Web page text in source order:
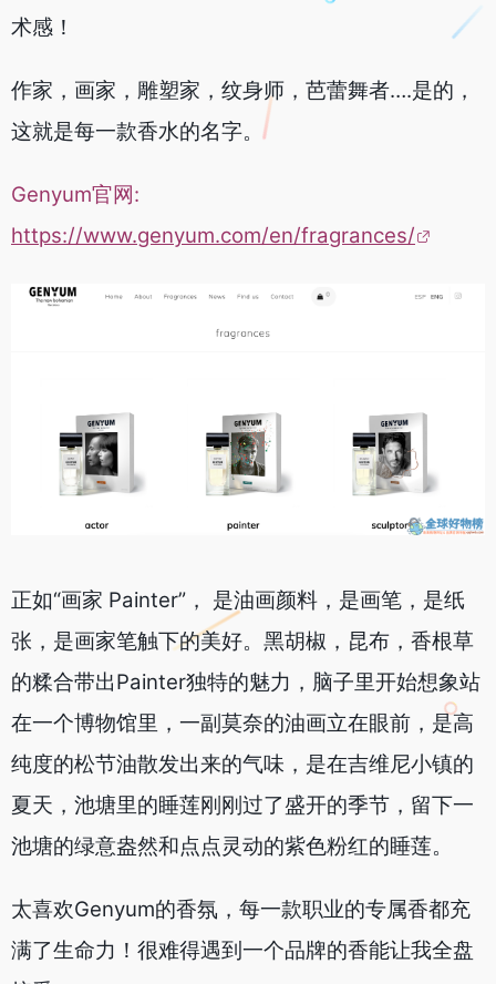
术感！
作家，画家，雕塑家，纹身师，芭蕾舞者….是的，
这就是每一款香水的名字。
Genyum官网:
https://www.genyum.com/en/fragrances/
正如“画家 Painter”， 是油画颜料，是画笔，是纸
张，是画家笔触下的美好。黑胡椒，昆布，香根草
的糅合带出Painter独特的魅力，脑子里开始想象站
在一个博物馆里，一副莫奈的油画立在眼前，是高
纯度的松节油散发出来的气味，是在吉维尼小镇的
夏天，池塘里的睡莲刚刚过了盛开的季节，留下一
池塘的绿意盎然和点点灵动的紫色粉红的睡莲。
太喜欢Genyum的香氛，每一款职业的专属香都充
满了生命力！很难得遇到一个品牌的香能让我全盘